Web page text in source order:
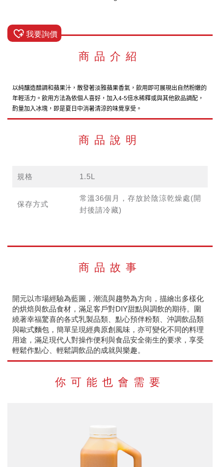
我要詢價
商品介紹
以純釀造醋調和蘋果汁，散發著淡雅蘋果香氣， 飲用即可展現出自然粉嫩的
年輕活力。飲用方法為依個人喜好，加入4-5倍水稀釋或與其他飲品調配，
酌量加入冰塊，即是夏日中消暑清涼的味覺享受。
商品說明
規格 1.5L
保存方式
常溫36個月，存放於陰涼乾燥處(開
封後請冷藏)
商品故事
開元以市場經驗為藍圖，潮流與趨勢為方向，描繪出多樣化
的烘焙與飲品食材，滿足客戶對DIY甜點與調飲的期待。圍
繞著幸福驚喜的各式乳製品類、點心預伴粉類、沖調飲品類
與歐式麵包，簡單呈現經典原創風味，亦可變化不同的料理
用途，滿足現代人對操作便利與食品安全衛生的要求，享受
輕鬆作點心、輕鬆調飲品的成就與樂趣。
你可能也會需要